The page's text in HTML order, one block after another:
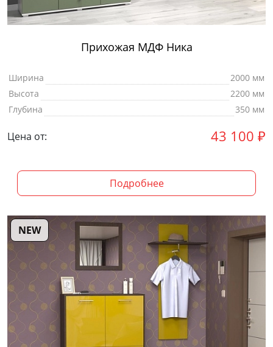
Прихожая МДФ Ника
Ширина
2000 мм
Высота
2200 мм
Глубина
350 мм
Цена от: 43 100 ₽
Подробнее
NEW